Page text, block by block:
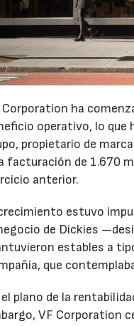
Corporation ha
operativo, lo que
propietario de
facturación de 1.670
anterior.
estuvo
de Dickies
estables a
que
el plano de la
VF Corporation